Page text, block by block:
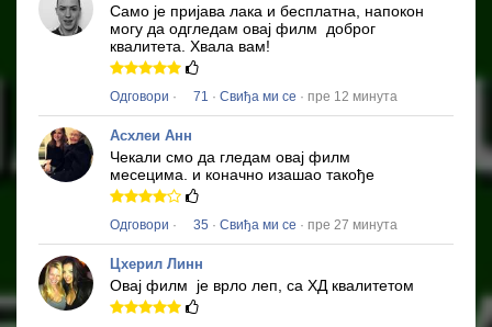
Само је пријава лака и бесплатна, напокон
могу да одгледам овај филм доброг
квалитета. Хвала вам!
Одговори · 71 · Свиђа ми се · пре 12 минута
Асхлеи Анн
Чекали смо да гледам овај филм
месецима. и коначно изашао такође
Одговори · 35 · Свиђа ми се · пре 27 минута
Цхерил Линн
Овај филм је врло леп, са ХД квалитетом